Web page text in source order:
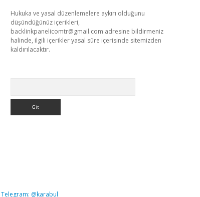
Hukuka ve yasal düzenlemelere aykırı olduğunu
düşündüğünüz içerikleri,
backlinkpanelicomtr@gmail.com adresine bildirmeniz
halinde, ilgili içerikler yasal süre içerisinde sitemizden
kaldırılacaktır.
Telegram: @karabul